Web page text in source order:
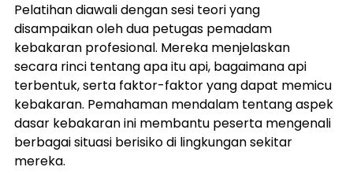
Pelatihan diawali dengan sesi teori yang
disampaikan oleh dua petugas pemadam
kebakaran profesional. Mereka menjelaskan
secara rinci tentang apa itu api, bagaimana api
terbentuk, serta faktor-faktor yang dapat memicu
kebakaran. Pemahaman mendalam tentang aspek
dasar kebakaran ini membantu peserta mengenali
berbagai situasi berisiko di lingkungan sekitar
mereka.